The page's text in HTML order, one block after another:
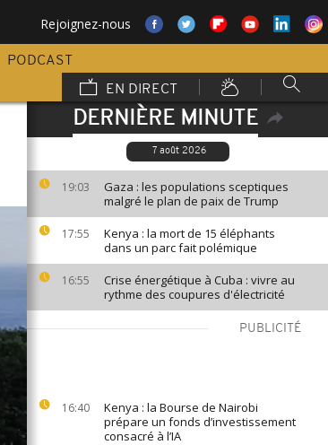
Rejoignez-nous
PODCAST
EN DIRECT
DERNIÈRE MINUTE
7 août 2026
19:03
Gaza : les populations sceptiques
malgré le plan de paix de Trump
17:55
Kenya : la mort de 15 éléphants
dans un parc fait polémique
16:55
Crise énergétique à Cuba : vivre au
rythme des coupures d'électricité
PUBLICITÉ
16:40
Kenya : la Bourse de Nairobi
prépare un fonds d’investissement
consacré à l’IA